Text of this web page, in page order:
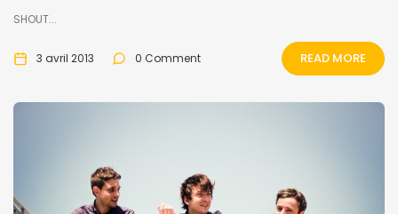
SHOUT...
3 avril 2013 0 Comment READ MORE